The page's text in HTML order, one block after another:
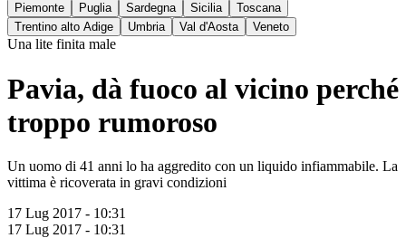
Piemonte
Puglia Sardegna Sicilia
Toscana
Trentino alto Adige
Umbria Val d'Aosta Veneto
Una lite finita male
Pavia, dà fuoco al vicino perché
troppo rumoroso
Un uomo di 41 anni lo ha aggredito con un liquido infiammabile. La
vittima è ricoverata in gravi condizioni
17 Lug 2017 - 10:31
17 Lug 2017 - 10:31